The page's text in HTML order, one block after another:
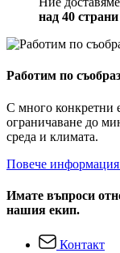
над 40
Работим по
С много конкретни
ограничаване до
среда и климата.
Повече
Имате въпроси
нашия екип.
Контакт